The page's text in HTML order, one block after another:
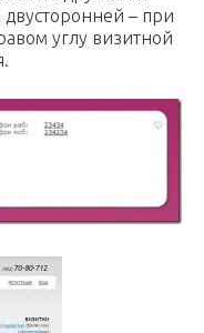
двусторонней – при
углу визитной